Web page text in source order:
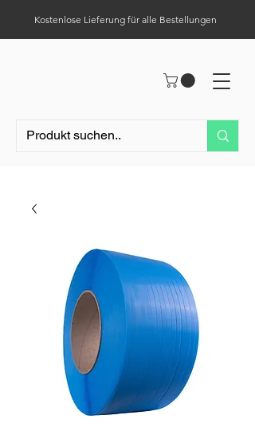
Kostenlose Lieferung für alle Bestellungen